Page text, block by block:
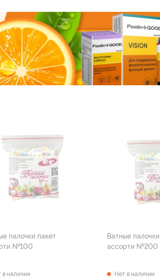
палочки пакет
№100
в наличии
Ватные
ассорти №200
Нет в наличии